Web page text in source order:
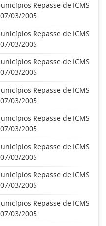
Repasse de ICMS
03/2005
Repasse de ICMS
03/2005
Repasse de ICMS
03/2005
Repasse de ICMS
03/2005
Repasse de ICMS
03/2005
Repasse de ICMS
03/2005
Repasse de ICMS
03/2005
Repasse de ICMS
03/2005